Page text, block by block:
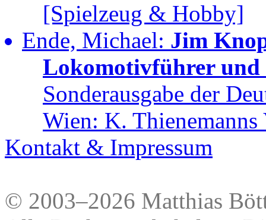
[Spielzeug & Hobby]
Ende, Michael: Jim
Lokomotivführer und
Sonderausgabe der
Wien: K.
Kontakt & Impressum
© 2003–2026 Matthias